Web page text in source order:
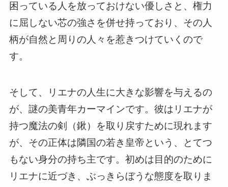
困っている人を放っておけない優しさと、権力
に屈しない芯の強さを併せ持っており、その人
柄が自然と周りの人々を惹きつけていくので
す。
そして、リエナの人生に大きな影響を与えるの
が、謎の美青年カーマインです。彼はリエナが
持つ魔法の剣（鍬）を取り戻すために現れます
が、その正体は隣国の若き皇帝という、とてつ
もない身分の持ち主です。初めは目的のために
リエナに近づき、ぶっきらぼうな態度を取りま